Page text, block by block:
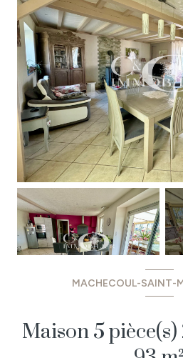
MACHECOUL-SAINT-
Maison 5 pièce(s) 2 chambre(s)